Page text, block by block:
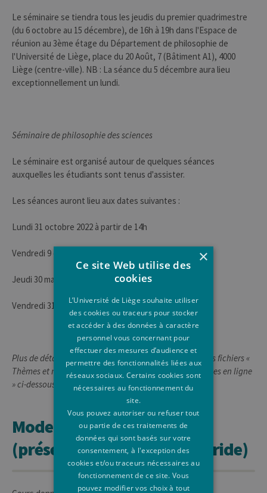
Le séminaire se tiendra tous les jeudis du premier quadrimestre
(du 6 octobre au 15 décembre), de 16h à 19h dans l'Espace de
réunion au 3ème étage du Département de philosophie de
l'Université de Liège, place du 20 Août, 7 (Bâtiment A1), 4000
Liège (centre-ville). NB : La séance du 5 décembre aura lieu
exceptionnellement un lundi.
Séminaire de philosophie des sciences
Le séminaire est organisé autour de quelques séances
auxquelles les étudiants sont tenus d'assister.
Les séances auront lieu aux dates suivantes :
Lundi 31 octobre 2022 à partir de 14h
Vendredi 9 décembre 2022
Jeudi 30 mars 2023
Vendredi 31 mars 2023
Plus de détail sur ces modalités d'organisation : voir les fichiers «
Thèmes et modalités 2022-2023 » dans la rubrique « Notes en ligne
» ci-dessous.
Mode d'enseignement
(présentiel, à distance, hybride)
×
Ce site Web utilise des
cookies
L’Université de Liège souhaite utiliser
des cookies ou traceurs pour stocker
et accéder à des données à caractère
personnel vous concernant pour
effectuer des mesures d’audience et
permettre des fonctionnalités liées aux
réseaux sociaux. Certains cookies sont
nécessaires au fonctionnement du
site.
Vous pouvez autoriser ou refuser tout
ou partie de ces traitements de
données qui sont basés sur votre
consentement, à l'exception des
cookies et/ou traceurs nécessaires au
fonctionnement de ce site. Vous
pouvez modifier vos choix à tout